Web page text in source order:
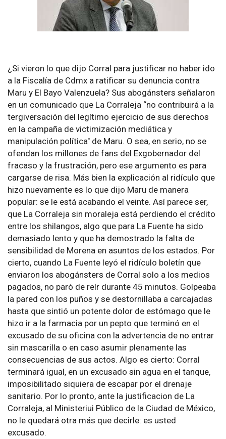
¿Si vieron lo que dijo Corral para justificar no haber ido
a la Fiscalía de Cdmx a ratificar su denuncia contra
Maru y El Bayo Valenzuela? Sus abogánsters señalaron
en un comunicado que La Corraleja “no contribuirá a la
tergiversación del legítimo ejercicio de sus derechos
en la campaña de victimización mediática y
manipulación política" de Maru. O sea, en serio, no se
ofendan los millones de fans del Exgobernador del
fracaso y la frustración, pero ese argumento es para
cargarse de risa. Más bien la explicación al ridículo que
hizo nuevamente es lo que dijo Maru de manera
popular: se le está acabando el veinte. Así parece ser,
que La Corraleja sin moraleja está perdiendo el crédito
entre los shilangos, algo que para La Fuente ha sido
demasiado lento y que ha demostrado la falta de
sensibilidad de Morena en asuntos de los estados. Por
cierto, cuando La Fuente leyó el ridículo boletín que
enviaron los abogánsters de Corral solo a los medios
pagados, no paró de reír durante 45 minutos. Golpeaba
la pared con los puños y se destornillaba a carcajadas
hasta que sintió un potente dolor de estómago que le
hizo ir a la farmacia por un pepto que terminó en el
excusado de su oficina con la advertencia de no entrar
sin mascarilla o en caso asumir plenamente las
consecuencias de sus actos. Algo es cierto: Corral
terminará igual, en un excusado sin agua en el tanque,
imposibilitado siquiera de escapar por el drenaje
sanitario. Por lo pronto, ante la justificacion de La
Corraleja, al Ministeriui Público de la Ciudad de México,
no le quedará otra más que decirle: es usted
excusado.